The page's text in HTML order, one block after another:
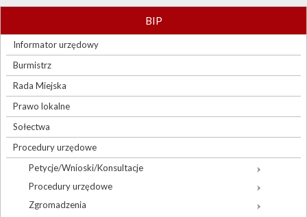
Wybory
Sygnaliści
BIP
Informator urzędowy
Burmistrz
Rada Miejska
Prawo lokalne
Sołectwa
Procedury urzędowe
Petycje/Wnioski/Konsultacje
Procedury urzędowe
Zgromadzenia